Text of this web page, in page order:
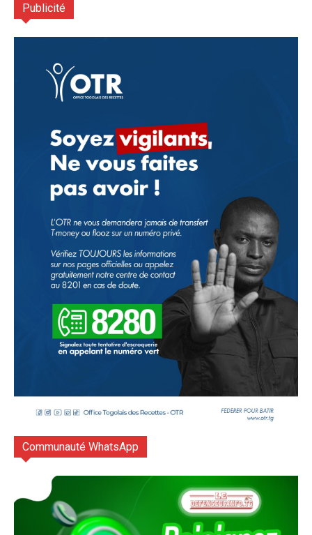
Publicité
Communauté WhatsApp